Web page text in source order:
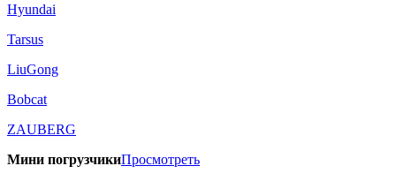
Hyundai
Tarsus
LiuGong
Bobcat
ZAUBERG
Мини погрузчикиПросмотреть